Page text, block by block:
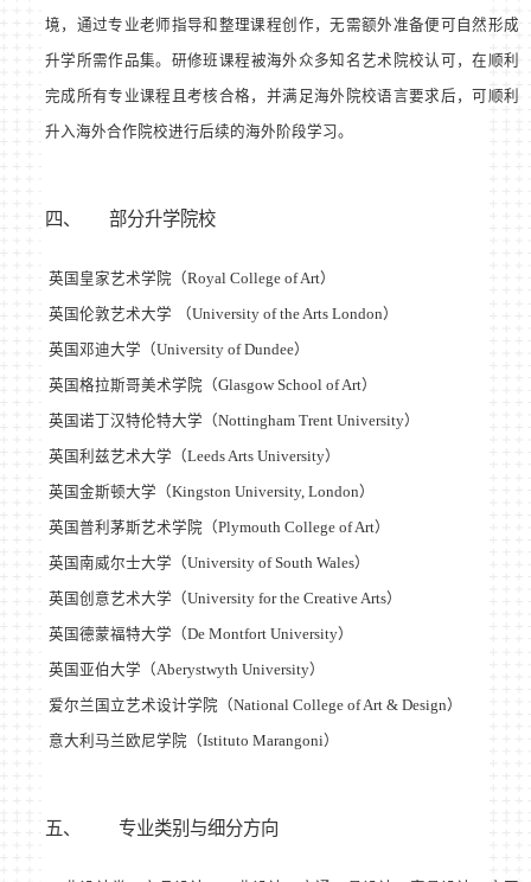
境，通过专业老师指导和整理课程创作，无需额外准备便可自然形成
升学所需作品集。 研修班课程被海外众多知名艺术院校认可，在顺利
完成所有专业课程且考核合格，并满足海外院校语言要求后，可顺利
升入海外合作院校进行后续的海外阶段学习。
四、 部分升学院校
英国皇家艺术学院（Royal College of Art）
英国伦敦艺术大学 （University of the Arts London）
英国邓迪大学（University of Dundee）
英国格拉斯哥美术学院（Glasgow School of Art）
英国诺丁汉特伦特大学（Nottingham Trent University）
英国利兹艺术大学（Leeds Arts University）
英国金斯顿大学（Kingston University, London）
英国普利茅斯艺术学院（Plymouth College of Art）
英国南威尔士大学（University of South Wales）
英国创意艺术大学（University for the Creative Arts）
英国德蒙福特大学（De Montfort University）
英国亚伯大学（Aberystwyth University）
爱尔兰国立艺术设计学院（National College of Art & Design）
意大利马兰欧尼学院（Istituto Marangoni）
五、 专业类别与细分方向